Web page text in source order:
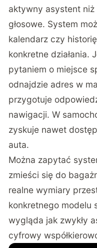
aktywny asystent
głosowe. System
kalendarz czy
konkretne działania.
pytaniem o miejsce
odnajdzie adres w
przygotuje
nawigacji. W
zyskuje nawet
auta.
Można zapytać
zmieści się do
realne wymiary
konkretnego modelu
wygląda jak zwykły
cyfrowy